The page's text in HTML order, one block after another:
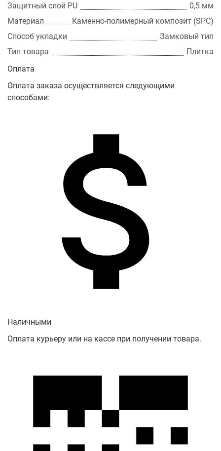
Защитный слой PU
0,5 мм
Материал
Каменно-полимерный композит (SPC)
Способ укладки
Замковый тип
Тип товара
Плитка
Оплата
Оплата заказа осуществляется следующими
способами:
Наличными
Оплата курьеру или на кассе при получении товара.